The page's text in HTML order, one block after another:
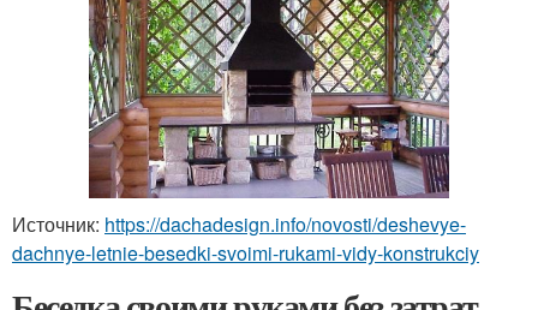
Источник: https://dachadesign.info/novosti/deshevye-
dachnye-letnie-besedki-svoimi-rukami-vidy-konstrukciy